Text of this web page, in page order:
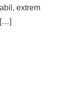
extrem
[…]